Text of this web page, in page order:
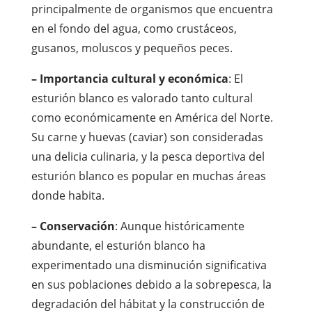
principalmente de organismos que encuentra
en el fondo del agua, como crustáceos,
gusanos, moluscos y pequeños peces.
– Importancia cultural y económica: El
esturión blanco es valorado tanto cultural
como económicamente en América del Norte.
Su carne y huevas (caviar) son consideradas
una delicia culinaria, y la pesca deportiva del
esturión blanco es popular en muchas áreas
donde habita.
– Conservación: Aunque históricamente
abundante, el esturión blanco ha
experimentado una disminución significativa
en sus poblaciones debido a la sobrepesca, la
degradación del hábitat y la construcción de